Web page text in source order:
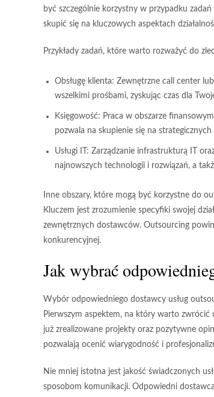
być szczególnie korzystny w przypadku
skupić się na kluczowych aspektach
Przykłady zadań, które warto rozważyć do
Obsługę klienta: Zewnętrzne call center
wszelkimi prośbami, zyskując czas dla
Księgowość: Praca w obszarze
pozwala na skupienie się na
Usługi IT: Zarządzanie infrastrukturą IT
najnowszych technologii i rozwiązań, a
Inne obszary, które mogą być korzystne do
Kluczem jest zrozumienie specyfiki swojej
zewnętrznych dostawców. Outsourcing
konkurencyjnej.
Jak wybrać
Wybór odpowiedniego dostawcy usług
Pierwszym aspektem, na który warto zwrócić
już zrealizowane projekty oraz pozytywne
pozwalają ocenić wiarygodność i
Nie mniej istotna jest jakość świadczonych
sposobom komunikacji. Odpowiedni